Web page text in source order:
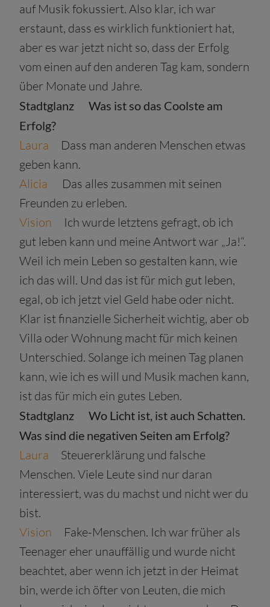
auf Musik fokussiert. Also klar, ich war
erstaunt, dass es wirklich funktioniert hat,
aber es war jetzt nicht so, dass der Erfolg
vom einen auf den anderen Tag kam, sondern
über Monate und Jahre.
Stadtglanz
Was ist so das Coolste am
Erfolg?
Laura Dass man anderen Menschen etwas
geben kann.
Alicia Das alles zusammen mit seinen
Freunden zu erleben.
Vision Ich wurde letztens gefragt, ob ich
gut leben kann und meine Antwort war „Ja!“.
Weil ich mein Leben so gestalten kann, wie
ich das will. Und das ist für mich gut leben,
egal, ob ich jetzt viel Geld habe oder nicht.
Klar ist finanzielle Sicherheit wichtig, aber ob
Villa oder Wohnung macht für mich keinen
Unterschied. Solange ich meinen Tag planen
kann, wie ich es will und Musik machen kann,
ist das für mich ein gutes Leben.
Stadtglanz
Wo Licht ist, ist auch Schatten.
Was sind die negativen Seiten am Erfolg?
Laura Steuererklärung und falsche
Menschen. Viele Leute sind nur daran
interessiert, was du machst und nicht wer du
bist.
Vision Fake-Menschen. Ich war früher als
Teenager eher unauffällig und wurde nicht
beachtet, aber wenn ich jetzt in der Heimat
bin, werde ich öfter von Leuten, die mich